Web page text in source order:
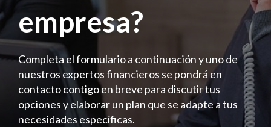
empresa?
Completa el formulario a continuación y uno de
nuestros expertos financieros se pondrá en
contacto contigo en breve para discutir tus
opciones y elaborar un plan que se adapte a tus
necesidades específicas.